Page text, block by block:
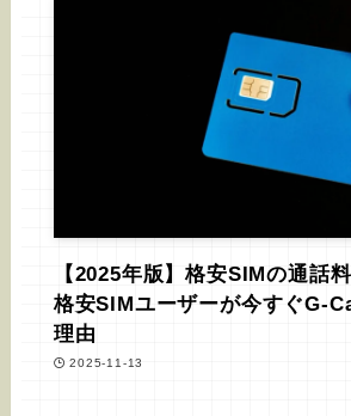
【2025年版】格安SIMの通話
格安SIMユーザーが今すぐG-
理由
2025-11-13